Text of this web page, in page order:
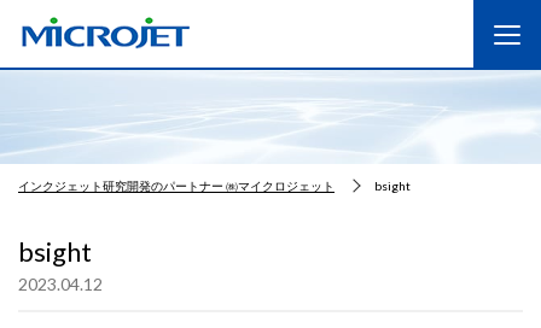
インクジェット研究開発のパートナー ㈱マイクロジェット bsight
bsight
2023.04.12